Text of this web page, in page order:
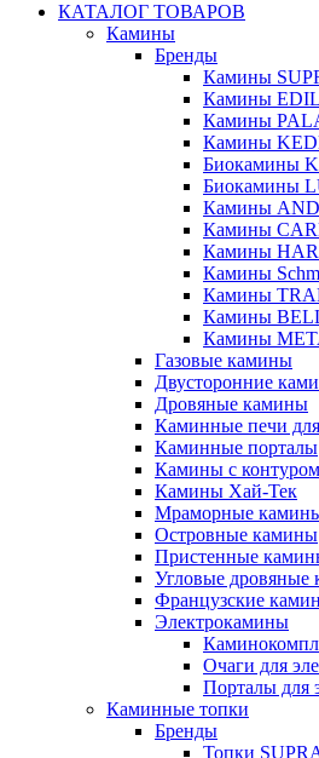
КАТАЛОГ ТОВАРОВ
Камины
Бренды
Камины
Камины
Камины
Камины
Биокамины
Биокамины
Камины
Камины
Камины
Камины
Камины
Камины
Камины
Газовые камины
Двусторонние
Дровяные камины
Каминные печи
Каминные порталы
Камины с
Камины Хай-Тек
Мраморные
Островные камины
Пристенные
Угловые дровяные
Французские
Электрокамины
Очаги для
Порталы для
Каминные топки
Бренды
Топки